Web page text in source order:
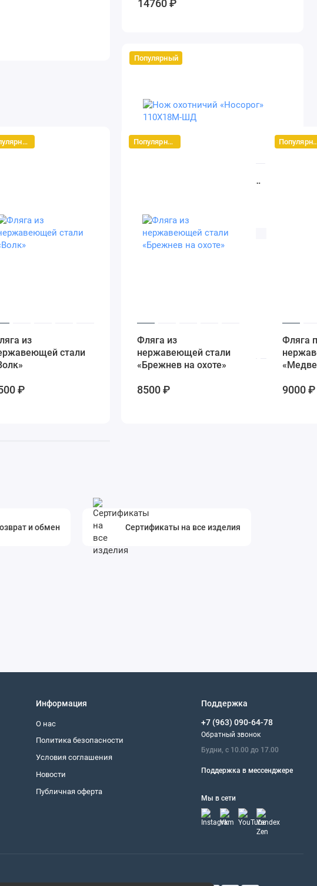
Популярный
из
стали
₽
Популярный
Фляга из
нержавеющей стали
«Брежнев на охоте»
8500 ₽
Фляга
9000 ₽
14760 ₽
Популярный
10100 ₽
и обмен Сертификаты на все изделия
Информация
О нас
Политика безопасности
Условия соглашения
Новости
Публичная оферта
Поддержка
+7 (963) 090-64-78
Обратный звонок
Будни, с 10.00 до 17.00
Поддержка в мессенджере
Мы в сети